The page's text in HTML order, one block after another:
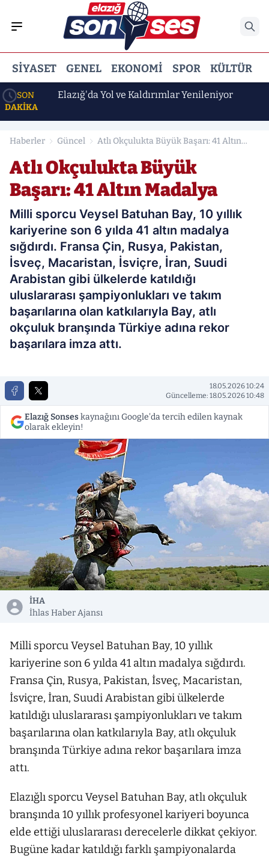
SIYASET GENEL EKONOMI SPOR KÜLTÜR
SON
DAKİKA
Şahıs Elazığ'da Yol ve Kaldırımlar Yenileniyor
Haberler Güncel
Atlı Okçulukta Büyük Başarı: 41 Altın
Atlı Okçulukta Büyük
Başarı: 41 Altın Madalya
Milli sporcu Veysel Batuhan Bay, 10 yıllık
kariyerine son 6 yılda 41 altın madalya
sığdırdı. Fransa Çin, Rusya, Pakistan,
İsveç, Macaristan, İsviçre, İran, Suudi
Arabistan gibi ülkelerde katıldığı
uluslararası şampiyonlukları ve takım
başarılarına olan katkılarıyla Bay, atlı
okçuluk branşında Türkiye adına rekor
başarılara imza attı.
18.05.2026 10:24
Güncelleme: 18.05.2026 10:48
Elazığ Sonseskaynağını Google'da tercih edilen kaynak
olarak ekleyin!
İHA
İhlas Haber Ajansı
Milli sporcu Veysel Batuhan Bay, 10 yıllık
kariyerine son 6 yılda 41 altın madalya sığdırdı.
Fransa Çin, Rusya, Pakistan, İsveç, Macaristan,
İsviçre, İran, Suudi Arabistan gibi ülkelerde
katıldığı uluslararası şampiyonlukları ve takım
başarılarına olan katkılarıyla Bay, atlı okçuluk
branşında Türkiye adına rekor başarılara imza
attı.
Elazığlı sporcu Veysel Batuhan Bay, atlı okçuluk
branşında 10 yıllık profesyonel kariyeri boyunca
elde ettiği uluslararası derecelerle dikkat çekiyor.
Bugüne kadar katıldığı farklı şampiyonalarda